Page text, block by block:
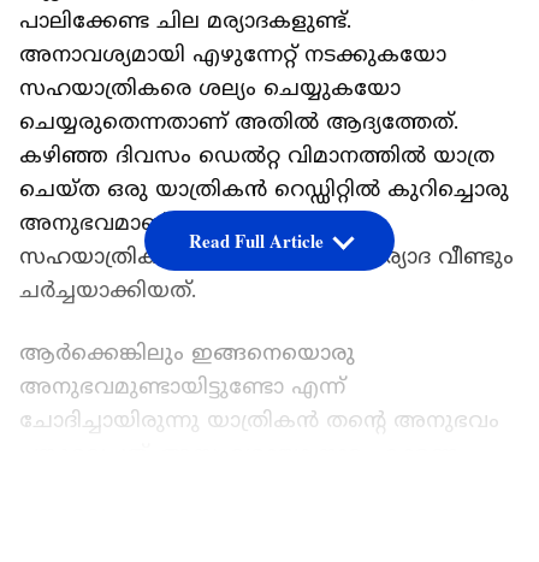
പാലിക്കേണ്ട ചില മര്യാദകളുണ്ട്.
അനാവശ്യമായി എഴുന്നേറ്റ് നടക്കുകയോ
സഹയാത്രികരെ ശല്യം ചെയ്യുകയോ
ചെയ്യരുതെന്നതാണ് അതില്‍ ആദ്യത്തേത്.
കഴിഞ്ഞ ദിവസം ഡെല്‍റ്റ വിമാനത്തില്‍ യാത്ര
ചെയ്ത ഒരു യാത്രികൻ റെഡ്ഡിറ്റില്‍ കുറിച്ചൊരു
അനുഭവമാണ് വിമാനയാത്രയില്‍
സഹയാത്രികരോട് പുലര്‍ത്തേണ്ട മര്യാദ വീണ്ടും
ചര്‍ച്ചയാക്കിയത്.
ആര്‍ക്കെങ്കിലും ഇങ്ങനെയൊരു
അനുഭവമുണ്ടായിട്ടുണ്ടോ എന്ന്
ചോദിച്ചായിരുന്നു യാത്രികന്‍ തന്‍റെ അനുഭവം
Read Full Article